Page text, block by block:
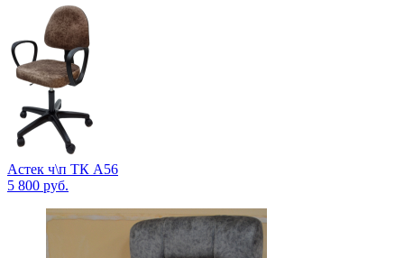
Астек ч\п ТК А56
5 800 руб.